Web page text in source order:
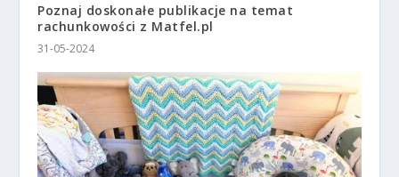
Poznaj doskonałe publikacje na temat
rachunkowości z Matfel.pl
31-05-2024